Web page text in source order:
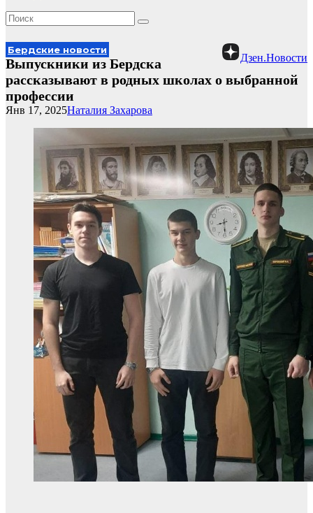
Дзен.Новости
Бердские новости
Выпускники из Бердска
рассказывают в родных школах о выбранной
профессии
Наталия Захарова
Янв 17, 2025